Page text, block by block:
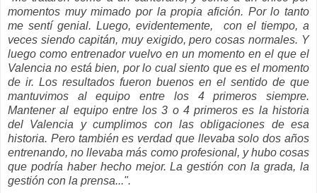
momentos muy mimado por la propia afición. Por lo tanto
me sentí genial. Luego, evidentemente, con el tiempo, a
veces siendo capitán, muy exigido, pero cosas normales. Y
luego como entrenador vuelvo en un momento en el que el
Valencia no está bien, por lo cual siento que es el momento
de ir. Los resultados fueron buenos en el sentido de que
mantuvimos al equipo entre los 4 primeros siempre.
Mantener al equipo entre los 3 o 4 primeros es la historia
del Valencia y cumplimos con las obligaciones de esa
historia. Pero también es verdad que llevaba solo dos años
entrenando, no llevaba más como profesional, y hubo cosas
que podría haber hecho mejor. La gestión con la grada, la
gestión con la prensa...".